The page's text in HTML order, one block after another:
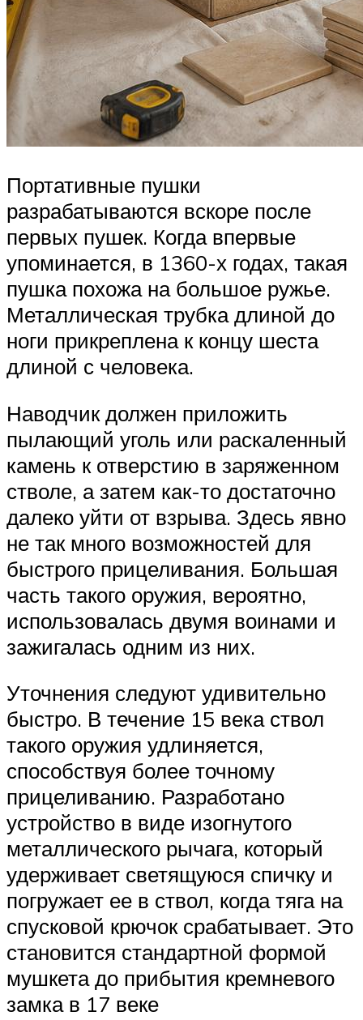
Портативные пушки
разрабатываются вскоре после
первых пушек. Когда впервые
упоминается, в 1360-х годах, такая
пушка похожа на большое ружье.
Металлическая трубка длиной до
ноги прикреплена к концу шеста
длиной с человека.
Наводчик должен приложить
пылающий уголь или раскаленный
камень к отверстию в заряженном
стволе, а затем как-то достаточно
далеко уйти от взрыва. Здесь явно
не так много возможностей для
быстрого прицеливания. Большая
часть такого оружия, вероятно,
использовалась двумя воинами и
зажигалась одним из них.
Уточнения следуют удивительно
быстро. В течение 15 века ствол
такого оружия удлиняется,
способствуя более точному
прицеливанию. Разработано
устройство в виде изогнутого
металлического рычага, который
удерживает светящуюся спичку и
погружает ее в ствол, когда тяга на
спусковой крючок срабатывает. Это
становится стандартной формой
мушкета до прибытия кремневого
замка в 17 веке